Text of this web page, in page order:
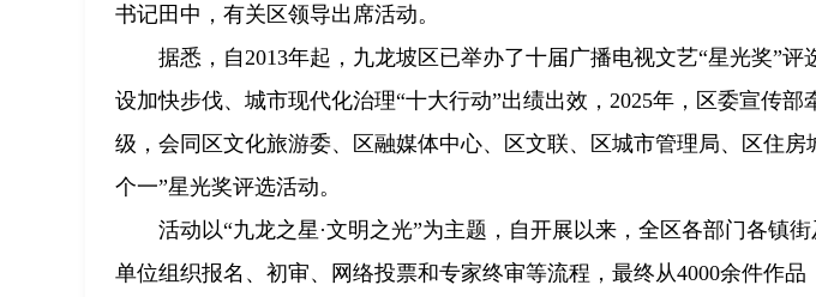
书记田中，有关区领导出席活动。
据悉，自2013年起，九龙坡区已举办了十届广播电视文艺“星光奖”
设加快步伐、城市现代化治理“十大行动”出绩出效，2025年，区委宣传部
级，会同区文化旅游委、区融媒体中心、区文联、区城市管理局、区住
个一”星光奖评选活动。
活动以“九龙之星·文明之光”为主题，自开展以来，全区各部门各镇
单位组织报名、初审、网络投票和专家终审等流程，最终从4000余件作品